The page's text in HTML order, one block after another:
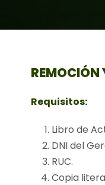
REMOCIÓN
Requisitos:
Libro de
DNI del
RUC.
Copia